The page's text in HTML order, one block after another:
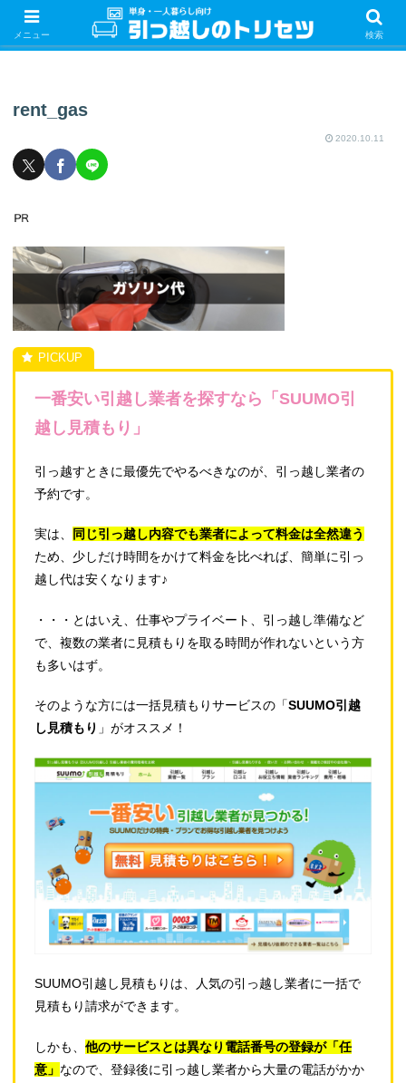
単身・一人暮らしの引っ越しをするときの手続き・やることを紹介！サクッと
引っ越しをしましょう♪
rent_gas
2020.10.11
一番安い引越し業者を探すなら「SUUMO引
越し見積もり」
引っ越すときに最優先でやるべきなのが、引っ越し業者の
予約です。
実は、
同じ引っ越し内容でも業者によって料金は全然違う
ため、少しだけ時間をかけて料金を比べれば、簡単に引っ
越し代は安くなります♪
・・・とはいえ、仕事やプライベート、引っ越し準備など
で、複数の業者に見積もりを取る時間が作れないという方
も多いはず。
そのような方には一括見積もりサービスの「SUUMO引越
し見積もり 」がオススメ！
SUUMO引越し見積もりは、人気の引っ越し業者に一括で
見積もり請求ができます。
しかも、 他のサービスとは異なり電話番号の登録が「任
意」 なので、登録後に引っ越し業者から大量の電話がかか
メニュー 検索